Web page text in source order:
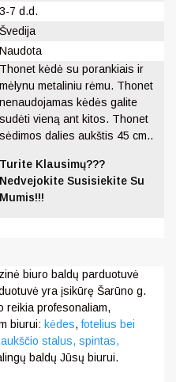
3-7 d.d.
Švedija
Naudota
Thonet kėdė su porankiais ir
mėlynu metaliniu rėmu. Thonet
nenaudojamas kėdės galite
sudėti vieną ant kitos. Thonet
sėdimos dalies aukštis 45 cm..
Turite Klausimų???
Nedvejokite Susisiekite Su
Mumis!!!
biuro baldų parduotuvė
yra įsikūrę Šarūno g.
reikia profesonaliam,
biurui: kėdes,fotelius bei
stalus, spintas,
baldų Jūsų biurui.